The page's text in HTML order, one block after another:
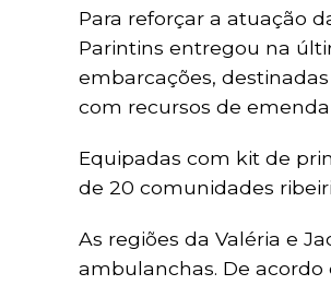
Para reforçar a atuação
Parintins entregou na
embarcações,
com recursos de
Equipadas com kit de
de 20 comunidades
As regiões da Valéria e
ambulanchas. De